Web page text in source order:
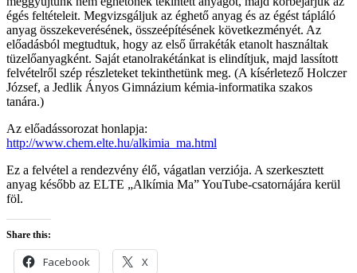
égés feltételeit. Megvizsgáljuk az éghető anyag és az égést tápláló
anyag összekeverésének, összeépítésének következményét. Az
előadásból megtudtuk, hogy az első űrrakéták etanolt használtak
tüzelőanyagként. Saját etanolrakétánkat is elindítjuk, majd lassított
felvételről szép részleteket tekinthetünk meg. (A kísérletező Holczer
József, a Jedlik Ányos Gimnázium kémia-informatika szakos
tanára.)
Az előadássorozat honlapja:
http://www.chem.elte.hu/alkimia_ma.html
Ez a felvétel a rendezvény élő, vágatlan verziója. A szerkesztett
anyag később az ELTE „Alkímia Ma” YouTube-csatornájára kerül
föl.
Share this:
Facebook X